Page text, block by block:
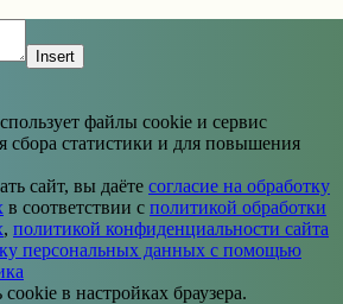
Insert
файлы cookie и сервис
сбора статистики и для повышения
сайт, вы даёте согласие на обработку
в соответствии с политикой обработки
, политикой конфиденциальности сайта
персональных данных с помощью
в настройках браузера.